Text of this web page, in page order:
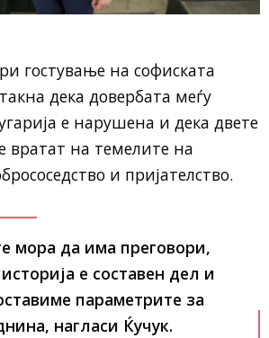
гостување на софиската
дека довербата меѓу
е нарушена и дека двете
вратат на темелите на
и пријателство.
мора да има преговори,
е составен дел и
параметрите за
нагласи Ќучук.